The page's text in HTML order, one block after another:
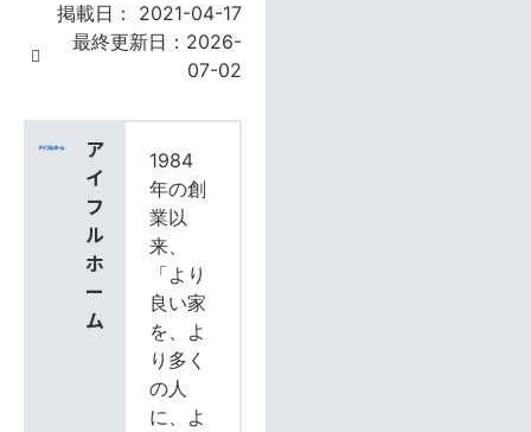
掲載日：
2021-04-17
最終更新日：2026-
07-02
ア
イ
フ
ル
ホ
ー
ム
1984
年の創
業以
来、
「より
良い家
を、よ
り多く
の人
に、よ